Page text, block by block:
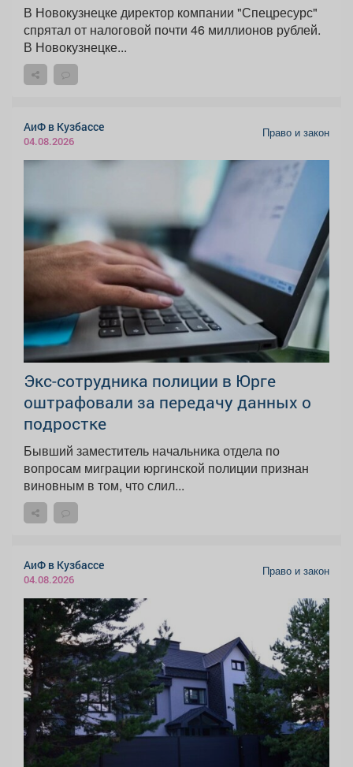
В Новокузнецке директор компании "Спецресурс"
спрятал от налоговой почти 46 миллионов рублей.
В Новокузнецке...
АиФ в Кузбассе
04.08.2026
Право и закон
Экс-сотрудника полиции в Юрге
оштрафовали за передачу данных о
подростке
Бывший заместитель начальника отдела по
вопросам миграции юргинской полиции признан
виновным в том, что слил...
АиФ в Кузбассе
04.08.2026
Право и закон